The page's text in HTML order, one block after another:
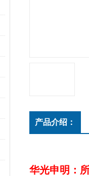
产品介绍：
华光申明：